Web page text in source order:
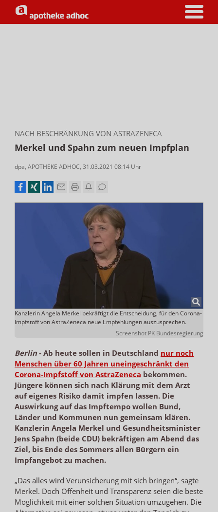
NACH BESCHRÄNKUNG VON ASTRAZENECA
Merkel und Spahn zum neuen Impfplan
dpa, APOTHEKE ADHOC, 31.03.2021 08:14 Uhr
Kanzlerin Angela Merkel bekräftigt die Entscheidung, für den Corona-
Impfstoff von AstraZeneca neue Empfehlungen auszusprechen.
Screenshot PK Bundesregierung
Berlin- Ab heute sollen in Deutschland nur noch
Menschen über 60 Jahren uneingeschränkt den
Corona-Impfstoff von AstraZeneca bekommen.
Jüngere können sich nach Klärung mit dem Arzt
auf eigenes Risiko damit impfen lassen. Die
Auswirkung auf das Impftempo wollen Bund,
Länder und Kommunen nun gemeinsam klären.
Kanzlerin Angela Merkel und Gesundheitsminister
Jens Spahn (beide CDU) bekräftigen am Abend das
Ziel, bis Ende des Sommers allen Bürgern ein
Impfangebot zu machen.
„Das alles wird Verunsicherung mit sich bringen“, sagte
Merkel. Doch Offenheit und Transparenz seien die beste
Möglichkeit mit einer solchen Situation umzugehen. Die